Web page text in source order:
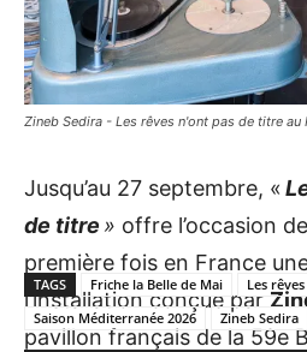
Zineb Sedira - Les rêves n'ont pas de titre
Jusqu’au 27 septembre, «
de titre » offre l’occasion
première fois en France
l’installation conçue par
pavillon français de la 59e
TAGS Friche la Belle de Mai
Les
Saison Méditerranée 2026
Zineb Sedira